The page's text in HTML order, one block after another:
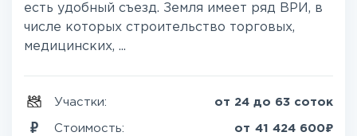
есть удобный съезд. Земля имеет ряд ВРИ, в
числе которых строительство торговых,
медицинских, ...
Участки: от 24 до 63 соток
Стоимость: от 41 424 600₽